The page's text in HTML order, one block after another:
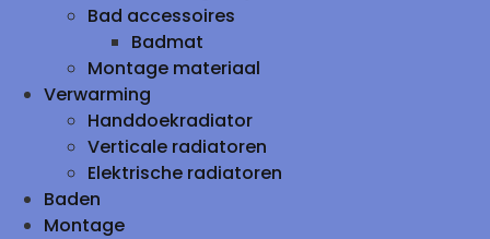
Bad accessoires
Badmat
Montage materiaal
Verwarming
Handdoekradiator
Verticale radiatoren
Elektrische radiatoren
Baden
Montage